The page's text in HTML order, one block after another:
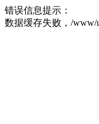
错误信息提示：
数据缓存失败，/www/